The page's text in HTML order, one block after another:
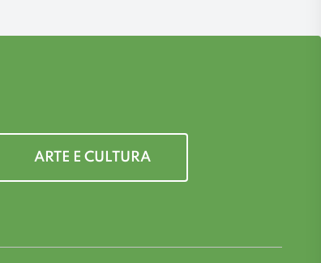
ARTE E CULTURA